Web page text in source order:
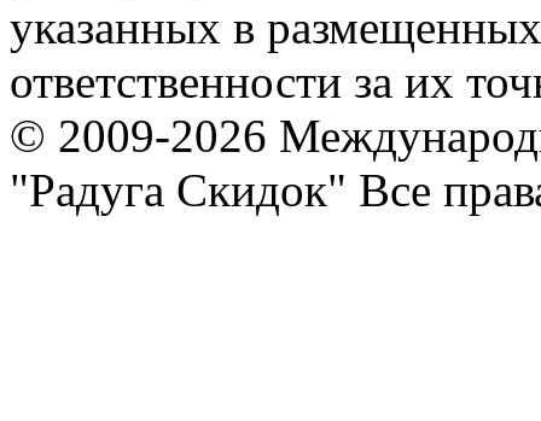
указанных в
ответственности за их
© 2009-2026
"Радуга Скидок" Все